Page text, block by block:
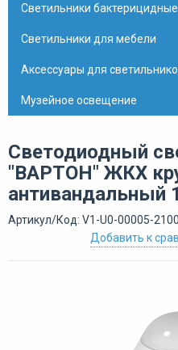
Светильники бактерицидные
Светильники для мебели
Аксессуары для
Музейное освещение
Светодиодный
"ВАРТОН" ЖКХ
антивандальный
Артикул/Код: V1-U0-00005-
Добавить к